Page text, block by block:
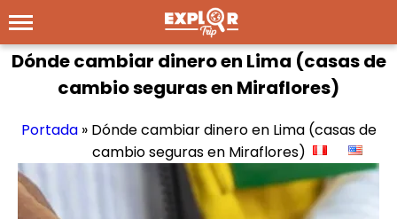
Dónde cambiar dinero en Lima (casas de
cambio seguras en Miraflores)
Portada» Dónde cambiar dinero en Lima (casas de
cambio seguras en Miraflores)